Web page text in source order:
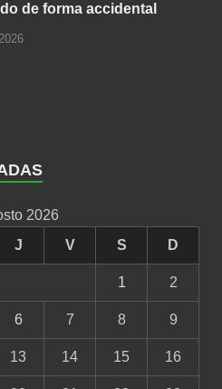
de forma accidental
2026
J V S D
1 2
6 7 8 9
13 14 15 16